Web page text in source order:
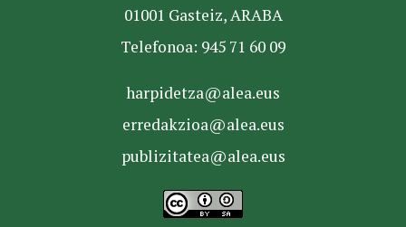
01001 Gasteiz, ARABA
Telefonoa: 945 71 60 09
harpidetza@alea.eus
erredakzioa@alea.eus
publizitatea@alea.eus